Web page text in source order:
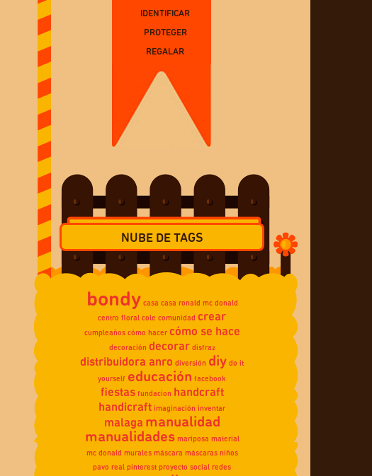
IDENTIFICAR
PROTEGER
REGALAR
NUBE DE TAGS
bondy casa casa ronald mc donald
centro floral cole comunidad crear
cumpleaños cómo hacer cómo se hace
decoración decorar disfraz
distribuidora anro diversión diy do it
yourself educación facebook
fiestas fundacion handcraft
handicraft imaginación inventar
malaga manualidad
manualidades mariposa material
mc donald murales máscara máscaras niños
pavo real pinterest proyecto social redes